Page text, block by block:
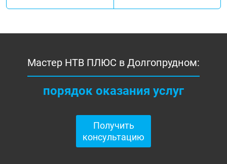
Мастер НТВ ПЛЮС в Долгопрудном:
порядок оказания услуг
Получить
консультацию